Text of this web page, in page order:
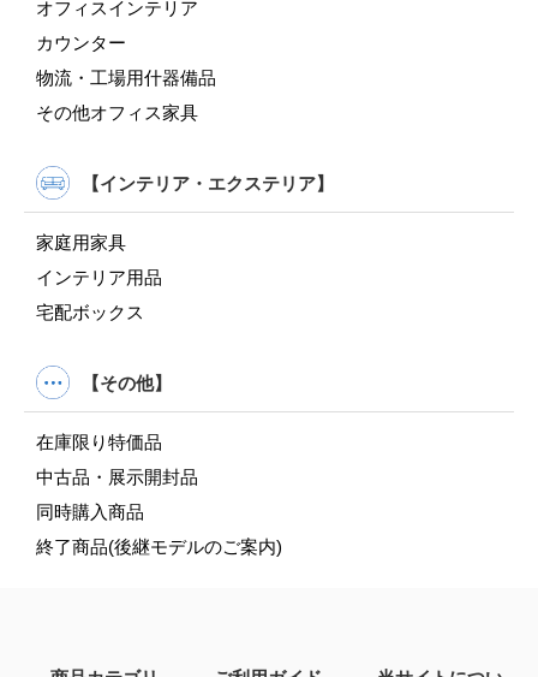
オフィスインテリア
カウンター
物流・工場用什器備品
その他オフィス家具
【インテリア・エクステリア】
家庭用家具
インテリア用品
宅配ボックス
【その他】
在庫限り特価品
中古品・展示開封品
同時購入商品
終了商品(後継モデルのご案内)